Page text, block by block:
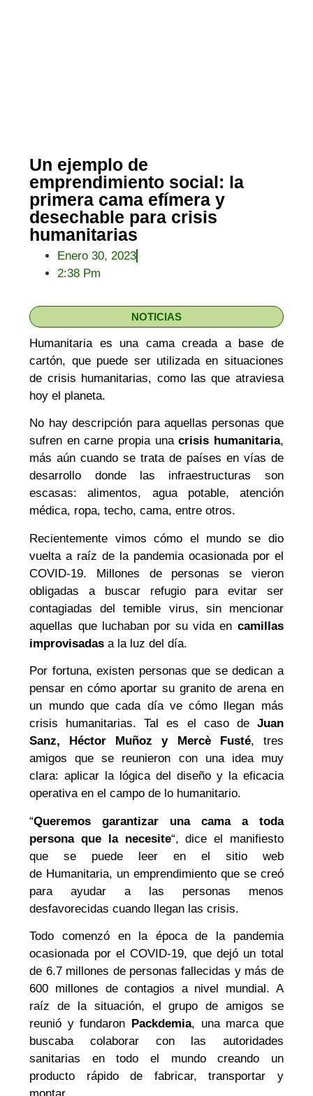
Un ejemplo de
emprendimiento social: la
primera cama efímera y
desechable para crisis
humanitarias
Enero 30, 2023
2:38 Pm
NOTICIAS
Humanitaria es una cama creada a base de
cartón, que puede ser utilizada en situaciones
de crisis humanitarias, como las que atraviesa
hoy el planeta.
No hay descripción para aquellas personas que
sufren en carne propia unacrisis humanitaria,
más aún cuando se trata de países en vías de
desarrollo donde las infraestructuras son
escasas: alimentos, agua potable, atención
médica, ropa, techo, cama, entre otros.
Recientemente vimos cómo el mundo se dio
vuelta a raíz de la pandemia ocasionada por el
COVID-19. Millones de personas se vieron
obligadas a buscar refugio para evitar ser
contagiadas del temible virus, sin mencionar
aquellas que luchaban por su vida en camillas
improvisadas a la luz del día.
Por fortuna, existen personas que se dedican a
pensar en cómo aportar su granito de arena en
un mundo que cada día ve cómo llegan más
crisis humanitarias. Tal es el caso de Juan
Sanz, Héctor Muñoz y Mercè Fusté, tres
amigos que se reunieron con una idea muy
clara: aplicar la lógica del diseño y la eficacia
operativa en el campo de lo humanitario.
“Queremos garantizar una cama a toda
persona que la necesite“, dice el manifiesto
que se puede leer en el sitio web
de Humanitaria, un emprendimiento que se creó
para ayudar a las personas menos
desfavorecidas cuando llegan las crisis.
Todo comenzó en la época de la pandemia
ocasionada por el COVID-19, que dejó un total
de 6.7 millones de personas fallecidas y más de
600 millones de contagios a nivel mundial. A
raíz de la situación, el grupo de amigos se
reunió y fundaron Packdemia, una marca que
buscaba colaborar con las autoridades
sanitarias en todo el mundo creando un
producto rápido de fabricar, transportar y